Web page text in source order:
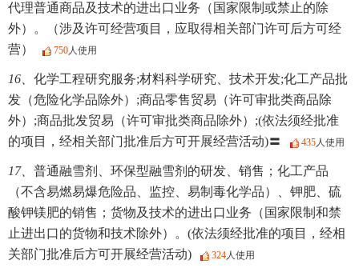
代理普通商品及技术的进出口业务（国家限制或禁止的除
外）。（涉及许可经营项目，应取得相关部门许可后方可经
营）
750人使用
16、 化学工程研究服务;材料科学研究、技术开发;化工产品批
发（危险化学品除外）;商品零售贸易（许可审批类商品除
外）;商品批发贸易（许可审批类商品除外）;(依法须经批准
的项目，经相关部门批准后方可开展经营活动)〓
435人使用
17、 普通融雪剂、环保型融雪剂的研发、销售；化工产品
（不含易燃易爆危险品、监控、易制毒化学品）、钾肥、硫
酸钾镁肥的销售；货物及技术的进出口业务（国家限制和禁
止进出口的货物和技术除外）。(依法须经批准的项目，经相
关部门批准后方可开展经营活动)
324人使用